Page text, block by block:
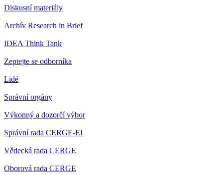
Diskusní materiály
Archív Research in Brief
IDEA Think Tank
Zeptejte se odborníka
Lidé
Správní orgány
Výkonný a dozorčí výbor
Správní rada CERGE-EI
Vědecká rada CERGE
Oborová rada CERGE